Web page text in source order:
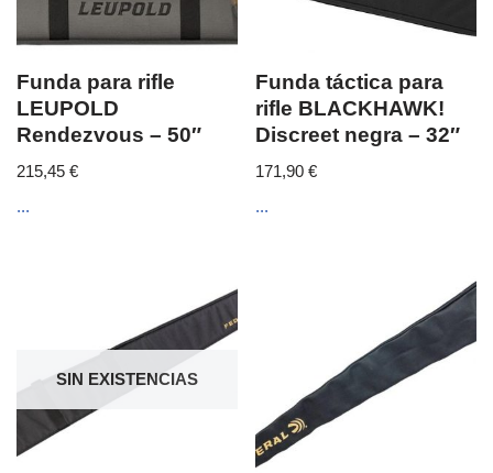
Funda para rifle
LEUPOLD
Rendezvous – 50″
215,45 €
...
Funda táctica para
rifle BLACKHAWK!
Discreet negra – 32″
171,90€
...
SIN EXISTENCIAS